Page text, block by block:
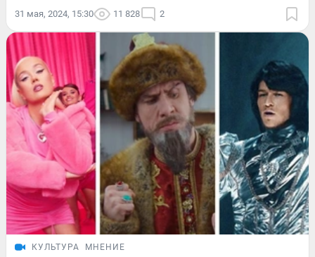
31 мая, 2024, 15:30 11 828 2
КУЛЬТУРА МНЕНИЕ